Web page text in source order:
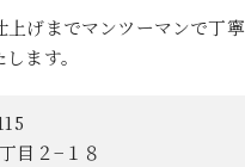
げまでマンツーマンで丁
ます。
目２−１８